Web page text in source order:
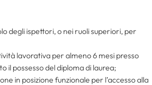
degli ispettori, o nei ruoli superiori, per
lavorativa per almeno 6 mesi presso
il possesso del diploma di laurea;
in posizione funzionale per l’accesso alla